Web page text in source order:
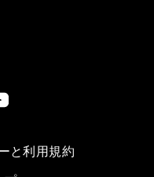
と利用規約